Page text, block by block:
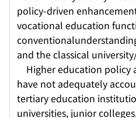
policy-driven
vocational education
and the classical
Higher education policy
have not adequately
tertiary education
universities, junior